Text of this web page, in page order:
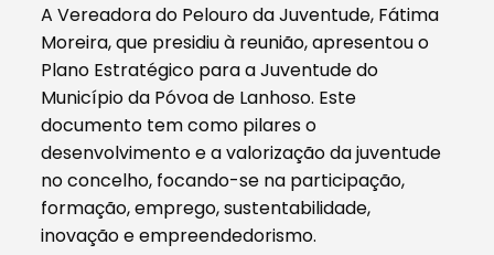
A Vereadora do Pelouro da Juventude, Fátima
Moreira, que presidiu à reunião, apresentou o
Plano Estratégico para a Juventude do
Município da Póvoa de Lanhoso. Este
documento tem como pilares o
desenvolvimento e a valorização da juventude
no concelho, focando-se na participação,
formação, emprego, sustentabilidade,
inovação e empreendedorismo.